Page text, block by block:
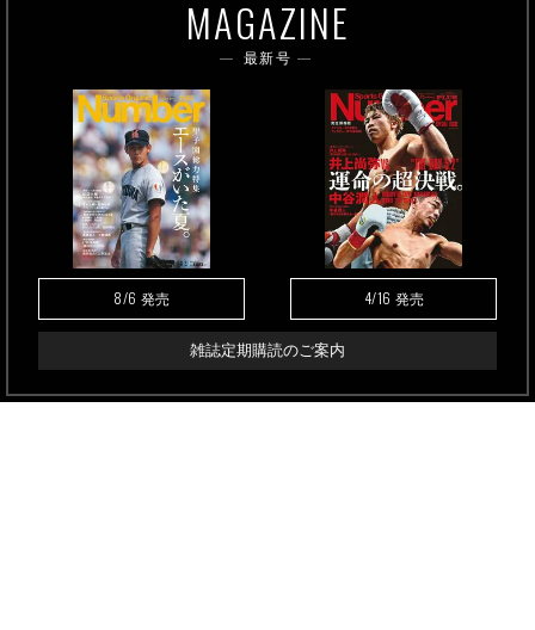
MAGAZINE
最新号
8/6 発売 4/16 発売
雑誌定期購読のご案内